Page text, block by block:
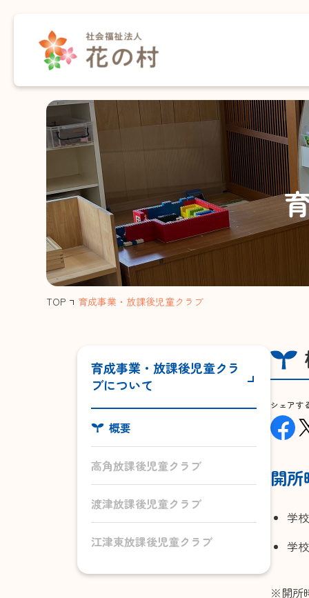
介護事業
保育事業・あさりこども園
保育事業・さくらこども園
育成事業・放課後児童クラブ
TOP 育成事業・放課後児童クラブ
育成事業・放課後児童クラ
ブについて
概要
高角放課後児童クラブ
渡津放課後児童クラブ
江津東放課後児童クラブ
シェアす
開
学
学
※開所